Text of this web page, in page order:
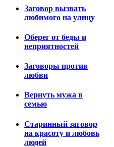
Заговор вызвать
любимого на улицу
Оберег от беды и
неприятностей
Заговоры против
любви
Вернуть мужа в
семью
Старинный заговор
на красоту и любовь
людей